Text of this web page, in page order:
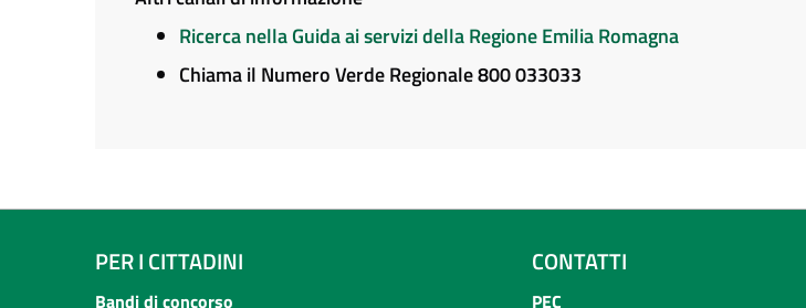
Ricerca nella Guida ai servizi della Regione Emilia Romagna
Chiama il Numero Verde Regionale 800 033033
PER I CITTADINI
Bandi di concorso
CONTATTI
PEC